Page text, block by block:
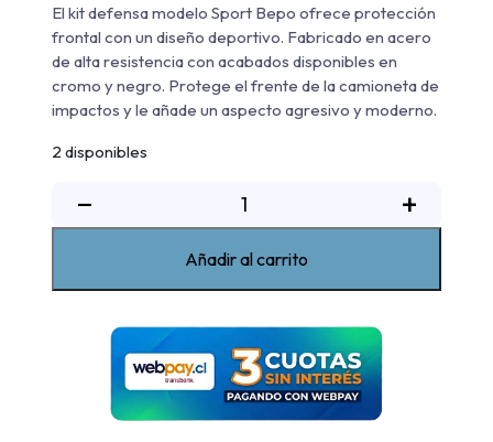
El kit defensa modelo Sport Bepo ofrece protección
frontal con un diseño deportivo. Fabricado en acero
de alta resistencia con acabados disponibles en
cromo y negro. Protege el frente de la camioneta de
impactos y le añade un aspecto agresivo y moderno.
2 disponibles
−
Toyota
Hilux
DX/SR/SRV
-
+
Añadir al carrito